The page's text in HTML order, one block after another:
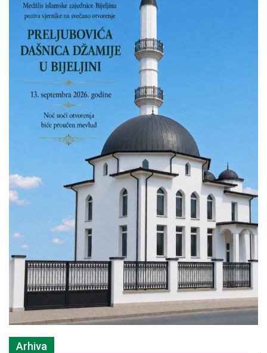
Arhiva